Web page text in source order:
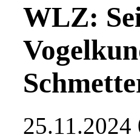
WLZ:
25.11.2024